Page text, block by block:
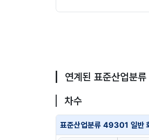
연계된 표준산업분류
차수
표준산업분류 49301 일반